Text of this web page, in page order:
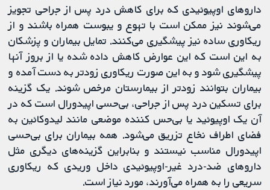
داروهای اوپیوئیدی که برای کاهش درد پس از جراحی تجویز
می‌شوند نیز ممکن است با تهوع و یبوست همراه باشند و از
ریکاوری ساده نیز پیشگیری می‌کنند. تمایل بیماران و پزشکان
به این است که این عوارض کاهش داده شده یا از بروز آنها
پیشگیری شود و به این صورت ریکاوری زودتر به دست آمده و
بیماران بتوانند زودتر از بیمارستان مرخص شوند. یک گزینه
برای تسکین درد پس از جراحی، بی‌حسی اپیدورال است که در
آن یک اوپیوئید یا بی‌حس کننده موضعی مانند لیدوکائین به
فضای اطراف نخاع تزریق می‌شود. همه بیماران برای بی‌حسی
اپیدورال مناسب نیستند و بنابراین گزینه‌های دیگری مثل
داروهای ضد-درد غیر-اوپیوئیدی داخل وریدی که ریکاوری
سریعی را به همراه می‌آورند، مورد نیاز است.